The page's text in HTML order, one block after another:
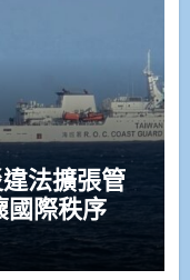
法擴張管
國際秩序